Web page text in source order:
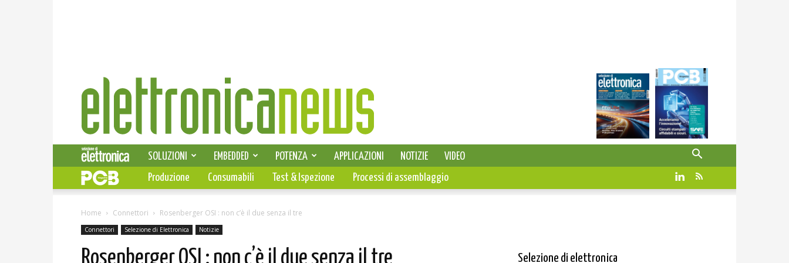
Elettronica
News
SELEZIONE DI ELETTRONICA
SOLUZIONI EMBEDDED POTENZA APPLICAZIONI NOTIZIE
VIDEO
PCB
Produzione Consumabili Test & Ispezione Processi di assemblaggio
Home Connettori Rosenberger OSI : non c’è il due senza il tre
Connettori Selezione di Elettronica Notizie
Rosenberger OSI : non c’è il due senza il tre Selezione di elettronica